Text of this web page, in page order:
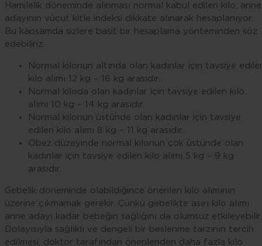
Hamilelik döneminde alınması normal kabul edilen kilo, anne
adayının vücut kitle indeksi dikkate alınarak hesaplanıyor.
Bu kapsamda sizlere basit bir hesaplama yönteminden söz
edebiliriz.
Normal kilonun altında olan kadınlar için tavsiye
kilo alımı 12 kg – 18 kg arasıdır.
Normal kiloda olan kadınlar için tavsiye edilen kilo
alımı 10 kg – 14 kg arasıdır.
Normal kilonun üstünde olan kadınlar için tavsiye
edilen kilo alımı 8 kg – 11 kg arasıdır.
Obez düzeyinde normal kilonun çok üstünde olan
kadınlar için tavsiye edilen kilo alımı 5 kg – 9 kg
arasıdır.
Gebelik döneminde olabildiğince önerilen kilo alımının
üzerine çıkmamak gerekir. Çünkü gebelikte aşırı kilo alımı
anne adayı kadar bebeğin sağlığını da olumsuz etkileyebilir.
Dolayısıyla sağlıklı ve dengeli bir beslenme tarzının tercih
edilmesi, doktor tarafından önerilenden daha fazla kilo